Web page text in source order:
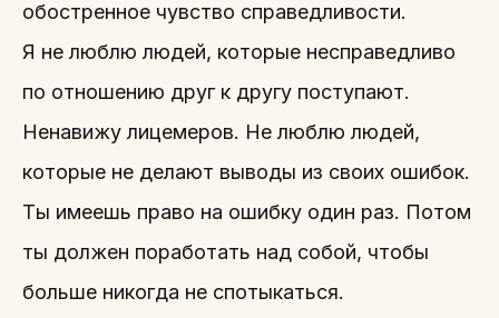
обостренное чувство справедливости.
Я не люблю людей, которые несправедливо
по отношению друг к другу поступают.
Ненавижу лицемеров. Не люблю людей,
которые не делают выводы из своих ошибок.
Ты имеешь право на ошибку один раз. Потом
ты должен поработать над собой, чтобы
больше никогда не спотыкаться.